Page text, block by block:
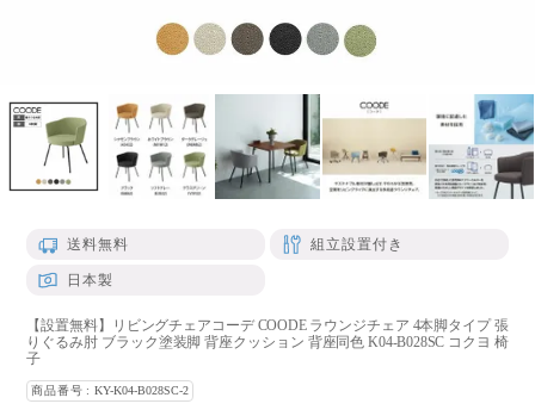
送料無料 組立設置付き
日本製
【設置無料】リビングチェアコーデ COODE ラウンジチェア 4本脚タイプ 張
りぐるみ肘 ブラック塗装脚 背座クッション 背座同色 K04-B028SC コクヨ 椅
子
商品番号 KY-K04-B028SC-2